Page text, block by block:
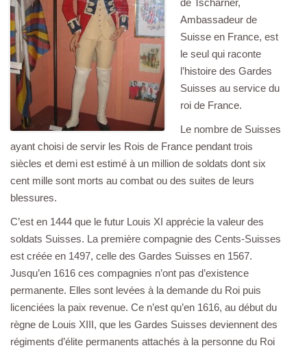
de Tscharner,
Ambassadeur de
Suisse en France, est
le seul qui raconte
l’histoire des Gardes
Suisses au service du
roi de France.
Le nombre de Suisses
ayant choisi de servir les Rois de France pendant trois
siècles et demi est estimé à un million de soldats dont six
cent mille sont morts au combat ou des suites de leurs
blessures.
C’est en 1444 que le futur Louis XI apprécie la valeur des
soldats Suisses. La première compagnie des Cents-Suisses
est créée en 1497, celle des Gardes Suisses en 1567.
Jusqu’en 1616 ces compagnies n’ont pas d’existence
permanente. Elles sont levées à la demande du Roi puis
licenciées la paix revenue. Ce n’est qu’en 1616, au début du
règne de Louis XIII, que les Gardes Suisses deviennent des
régiments d’élite permanents attachés à la personne du Roi